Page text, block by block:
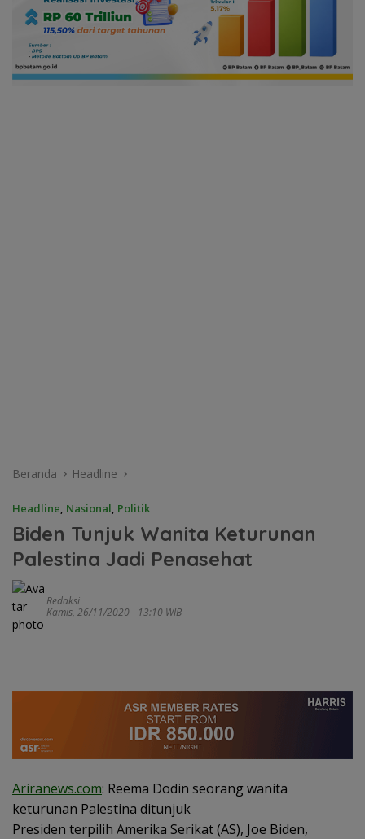
Beranda Headline
Headline, Nasional, Politik
Biden Tunjuk Wanita Keturunan
Palestina Jadi Penasehat
Redaksi
Kamis, 26/11/2020 - 13:10 WIB
Ariranews.com: Reema Dodin seorang wanita
keturunan Palestina ditunjuk
Presiden terpilih Amerika Serikat (AS), Joe Biden,